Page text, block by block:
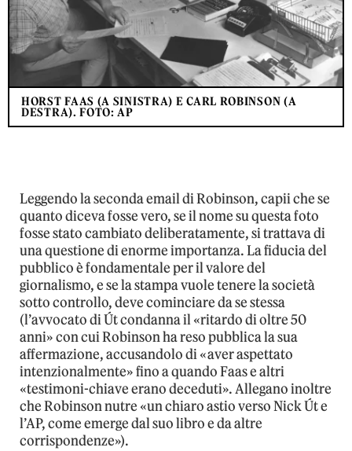
HORST FAAS (A SINISTRA) E CARL ROBINSON (A
DESTRA). FOTO: AP
Leggendo la seconda email di Robinson, capii che se
quanto diceva fosse vero, se il nome su questa foto
fosse stato cambiato deliberatamente, si trattava di
una questione di enorme importanza. La fiducia del
pubblico è fondamentale per il valore del
giornalismo, e se la stampa vuole tenere la società
sotto controllo, deve cominciare da se stessa
(l’avvocato di Út condanna il «ritardo di oltre 50
anni» con cui Robinson ha reso pubblica la sua
affermazione, accusandolo di «aver aspettato
intenzionalmente» fino a quando Faas e altri
«testimoni-chiave erano deceduti». Allegano inoltre
che Robinson nutre «un chiaro astio verso Nick Út e
l’AP, come emerge dal suo libro e da altre
corrispondenze»).